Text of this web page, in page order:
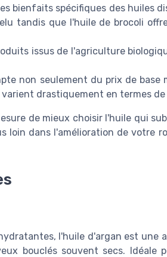
bienfaits spécifiques des huiles
tandis que l'huile de brocoli
issus de l'agriculture
non seulement du prix de base
drastiquement en termes
de mieux choisir l'huile qui
loin dans l'amélioration de votre
l'huile d'argan est une
bouclés souvent secs. Idéale